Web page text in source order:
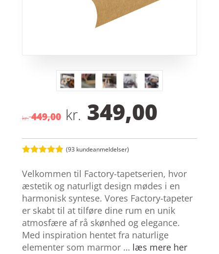
kr.449,00 Den
oprindelige
pris
var:
kr. 449,00.
kr. 349,00Den
pris
er:
ud af 5
baseret på
kundebedøm
melser
(93 kundeanmeldelser)
Velkommen til Factory-tapetserien, hvor
æstetik og naturligt design mødes i en
harmonisk syntese. Vores Factory-tapeter
er skabt til at tilføre dine rum en unik
atmosfære af rå skønhed og elegance.
Med inspiration hentet fra naturlige
elementer som marmor … læs mere her